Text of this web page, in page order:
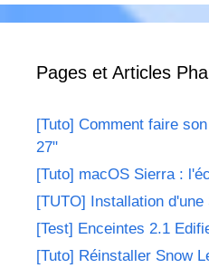
Pages et Articles
[Tuto] Comment faire
27"
[Tuto] macOS Sierra :
[TUTO] Installation d'une
[Test] Enceintes 2.1
[Tuto] Réinstaller Snow